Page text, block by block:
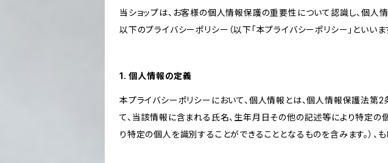
当ショップは、お客様の個人情報保護の重要性について認識し、個人
以下のプライバシーポリシー（以下「本プライバシーポリシー」といい
1. 個人情報の定義
本プライバシーポリシーにおいて、個人情報とは、個人情報保護法第
て、当該情報に含まれる氏名、生年月日その他の記述等により特定の
り特定の個人を識別することができることとなるものを含みます。）